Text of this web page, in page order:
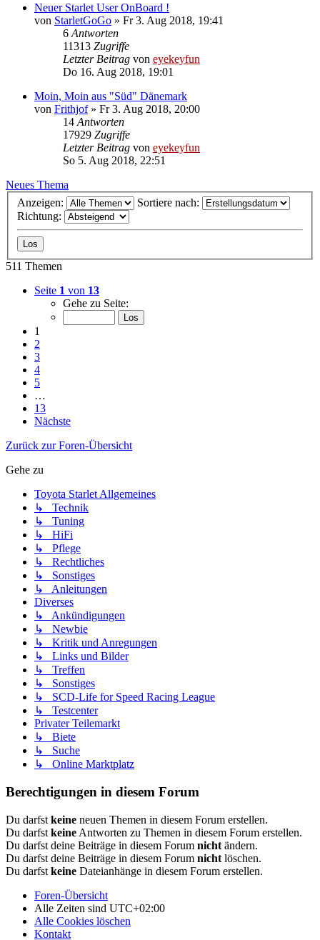
Neuer Starlet User OnBoard !
von StarletGoGo » Fr 3. Aug 2018, 19:41
6 Antworten
11313 Zugriffe
Letzter Beitrag von eyekeyfun
Do 16. Aug 2018, 19:01
Moin, Moin aus "Süd" Dänemark
von Frithjof» Fr 3. Aug 2018, 20:00
14 Antworten
17929 Zugriffe
Letzter Beitrag von eyekeyfun
So 5. Aug 2018, 22:51
Neues Thema
Anzeigen:
Sortiere nach:
Richtung:
511 Themen
Seite 1 von 13
Gehe zu Seite:
1
2
3
4
5
…
13
Nächste
Zurück zur Foren-Übersicht
Gehe zu
Toyota Starlet Allgemeines
↳ Technik
↳ Tuning
↳ HiFi
↳ Pflege
↳ Rechtliches
↳ Sonstiges
↳ Anleitungen
Diverses
↳ Ankündigungen
↳ Newbie
↳ Kritik und Anregungen
↳ Links und Bilder
↳ Treffen
↳ Sonstiges
↳ SCD-Life for Speed Racing League
↳ Testcenter
Privater Teilemarkt
↳ Biete
↳ Suche
↳ Online Marktplatz
Berechtigungen in diesem Forum
Du darfst keine neuen Themen in diesem Forum erstellen.
Du darfst keine Antworten zu Themen in diesem Forum erstellen.
Du darfst deine Beiträge in diesem Forum nicht ändern.
Du darfst deine Beiträge in diesem Forum nicht löschen.
Du darfst keine Dateianhänge in diesem Forum erstellen.
Foren-Übersicht
Alle Zeiten sind UTC+02:00
Alle Cookies löschen
Kontakt